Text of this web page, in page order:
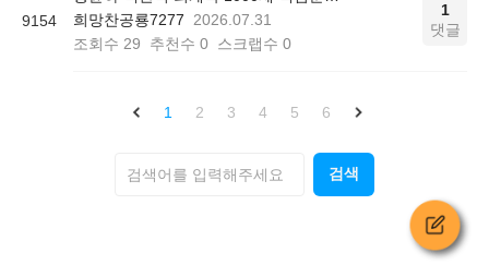
9154
희망찬공룡7277
2026.07.31
조회수 29 추천수 0 스크랩수 0
1
댓글
1 2 3 4 5 6
검색